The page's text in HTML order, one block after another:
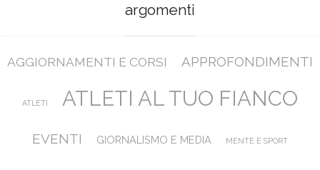
argomenti
AGGIORNAMENTI E CORSI APPROFONDIMENTI
ATLETI ATLETI AL TUO FIANCO
EVENTI GIORNALISMO E MEDIA MENTE E SPORT